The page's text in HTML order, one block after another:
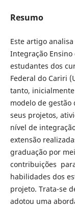
Resumo
Este artigo
Integração Ensino
estudantes dos
Federal do Cariri
tanto,
modelo de gestão
seus projetos,
nível de
extensão
graduação por
contribuições
habilidades dos
projeto. Trata-se
adotou uma